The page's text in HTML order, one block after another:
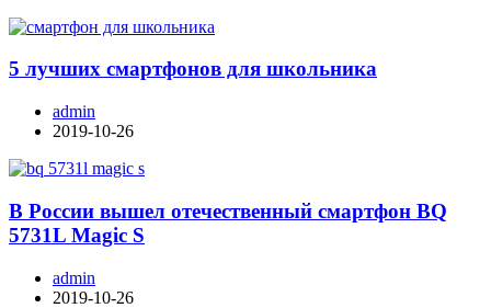
5 лучших смартфонов для школьника
admin
2019-10-26
В России вышел отечественный смартфон BQ
5731L Magic S
admin
2019-10-26